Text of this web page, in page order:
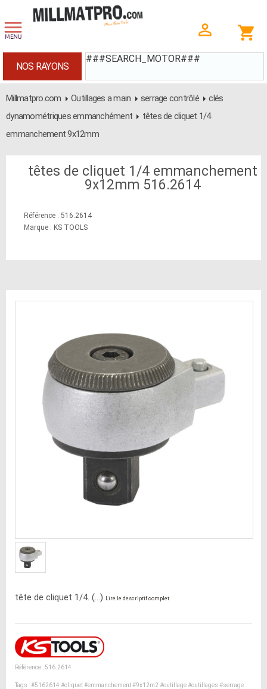
###SEARCH_MOTOR###
NOS RAYONS
Millmatpro.com Outillages a main serrage contrôlé
clés
dynamométriques emmanchément
têtes de cliquet 1/4
emmanchement 9x12mm
têtes de cliquet 1/4 emmanchement
9x12mm 516.2614
Référence : 516.2614
Marque : KS TOOLS
tête de cliquet 1/4. (...) Lire le descriptif complet
Référence : 516.2614
Tags :#5162614 #cliquet#emmanchement#9x12m2 #outillage#outillages #serrage